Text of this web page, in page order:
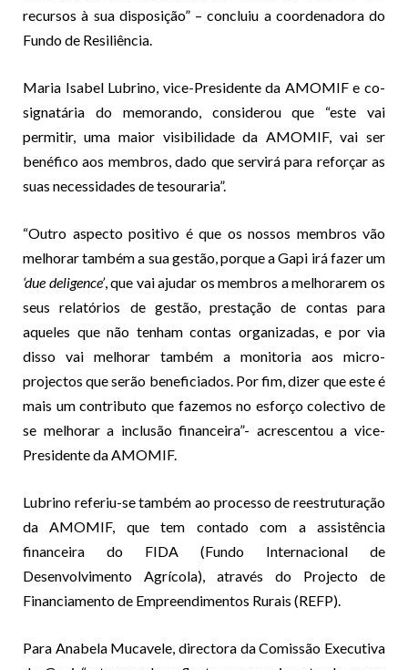
recursos à sua disposição” – concluiu a coordenadora do
Fundo de Resiliência.
Maria Isabel Lubrino, vice-Presidente da AMOMIF e co-
signatária do memorando, considerou que “este vai
permitir, uma maior visibilidade da AMOMIF, vai ser
benéfico aos membros, dado que servirá para reforçar as
suas necessidades de tesouraria”.
“Outro aspecto positivo é que os nossos membros vão
melhorar também a sua gestão, porque a Gapi irá fazer um
‘due deligence’, que vai ajudar os membros a melhorarem os
seus relatórios de gestão, prestação de contas para
aqueles que não tenham contas organizadas, e por via
disso vai melhorar também a monitoria aos micro-
projectos que serão beneficiados. Por fim, dizer que este é
mais um contributo que fazemos no esforço colectivo de
se melhorar a inclusão financeira”- acrescentou a vice-
Presidente da AMOMIF.
Lubrino referiu-se também ao processo de reestruturação
da AMOMIF, que tem contado com a assistência
financeira do FIDA (Fundo Internacional de
Desenvolvimento Agrícola), através do Projecto de
Financiamento de Empreendimentos Rurais (REFP).
Para Anabela Mucavele, directora da Comissão Executiva